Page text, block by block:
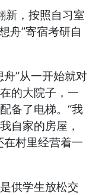
新，按照自习室
舟”寄宿考研自
”从一开始就对
的大院子，一
备了电梯。“我
自家的房屋，
在村里经营着一
供学生放松交